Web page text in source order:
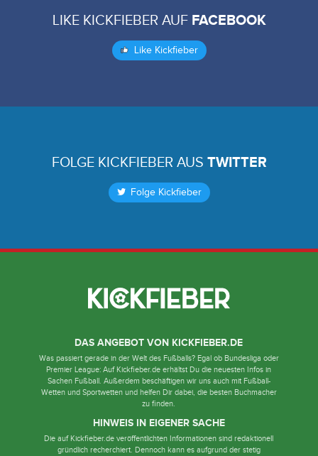
LIKE KICKFIEBER AUF FACEBOOK
Like Kickfieber
FOLGE KICKFIEBER AUS TWITTER
Folge Kickfieber
DAS ANGEBOT VON KICKFIEBER.DE
Was passiert gerade in der Welt des Fußballs? Egal ob Bundesliga oder
Premier League: Auf Kickfieber.de erhältst Du die neuesten Infos in
Sachen Fußball. Außerdem beschäftigen wir uns auch mit Fußball-
Wetten und Sportwetten und helfen Dir dabei, die besten Buchmacher
zu finden.
HINWEIS IN EIGENER SACHE
Die auf Kickfieber.de veröffentlichten Informationen sind redaktionell
gründlich recherchiert. Dennoch kann es aufgrund der stetig